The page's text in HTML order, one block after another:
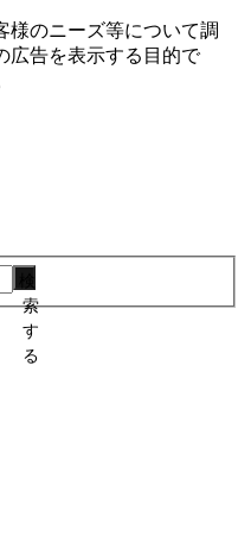
様のニーズ等について調
広告を表⽰する⽬的で
索
す
る